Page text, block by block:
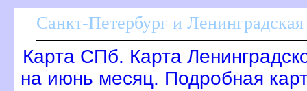
Санкт-Петербург и Ленинградская
Карта СПб. Карта
на июнь месяц. Подробная